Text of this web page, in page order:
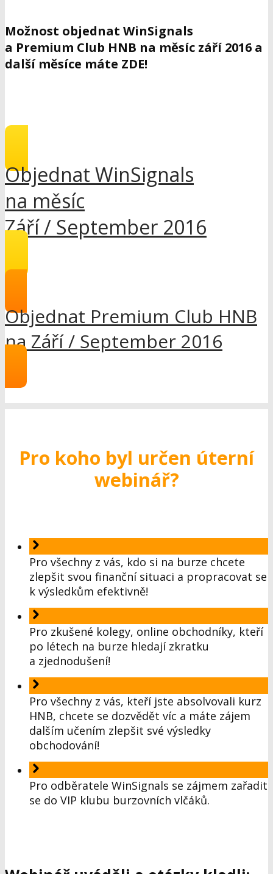
Možnost objednat WinSignals
a Premium Club HNB na měsíc září 2016 a
další měsíce máte ZDE!
Objednat WinSignals
na měsíc
Září / September 2016
Objednat Premium Club HNB
na Září / September 2016
Pro koho byl určen úterní
webinář?
Pro všechny z vás, kdo si na burze chcete
zlepšit svou finanční situaci a propracovat se
k výsledkům efektivně!
Pro zkušené kolegy, online obchodníky, kteří
po létech na burze hledají zkratku
a zjednodušení!
Pro všechny z vás, kteří jste absolvovali kurz
HNB, chcete se dozvědět víc a máte zájem
dalším učením zlepšit své výsledky
obchodování!
Pro odběratele WinSignals se zájmem zařadit
se do VIP klubu burzovních vlčáků.